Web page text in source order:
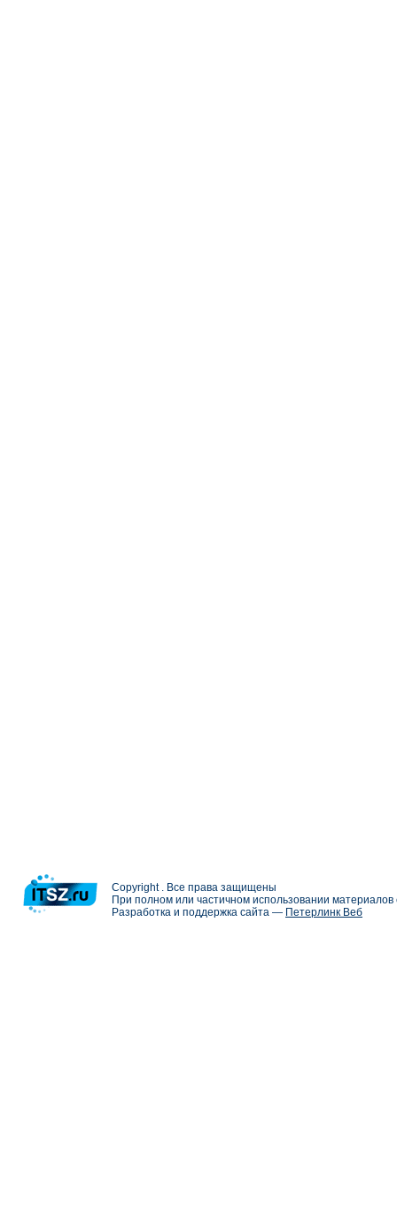
Copyright . Все права защищены
При полном или частичном использовании
Разработка и поддержка сайта — Петерлинк Веб